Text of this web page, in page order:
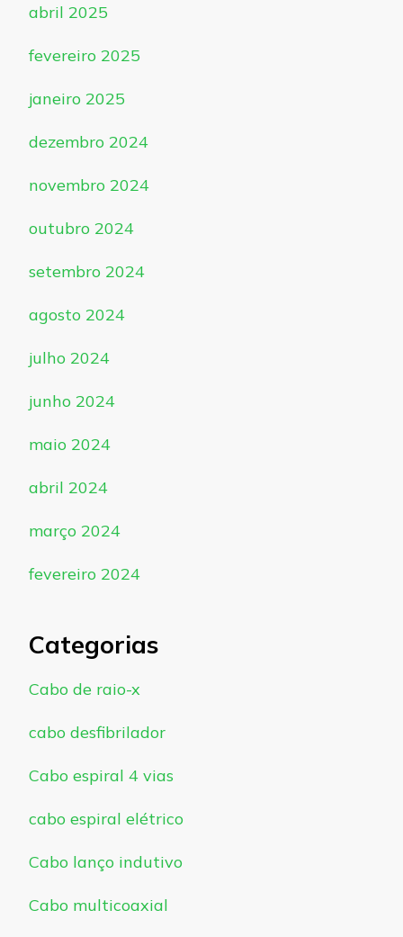
abril 2025
fevereiro 2025
janeiro 2025
dezembro 2024
novembro 2024
outubro 2024
setembro 2024
agosto 2024
julho 2024
junho 2024
maio 2024
abril 2024
março 2024
fevereiro 2024
Categorias
Cabo de raio-x
cabo desfibrilador
Cabo espiral 4 vias
cabo espiral elétrico
Cabo lanço indutivo
Cabo multicoaxial